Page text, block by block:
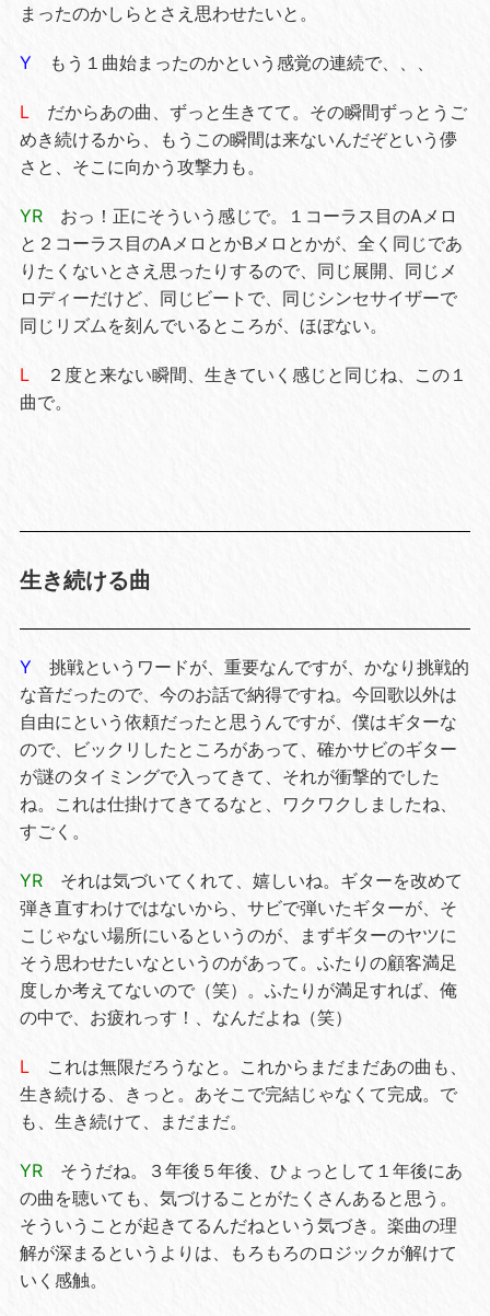
まったのかしらとさえ思わせたいと。
Y もう１曲始まったのかという感覚の連続で、、、
L だからあの曲、ずっと生きてて。その瞬間ずっとうご
めき続けるから、もうこの瞬間は来ないんだぞという儚
さと、そこに向かう攻撃力も。
YR おっ！正にそういう感じで。１コーラス目のAメロ
と２コーラス目のAメロとかBメロとかが、全く同じであ
りたくないとさえ思ったりするので、同じ展開、同じメ
ロディーだけど、同じビートで、同じシンセサイザーで
同じリズムを刻んでいるところが、ほぼない。
L ２度と来ない瞬間、生きていく感じと同じね、この１
曲で。
生き続ける曲
Y 挑戦というワードが、重要なんですが、かなり挑戦的
な音だったので、今のお話で納得ですね。今回歌以外は
自由にという依頼だったと思うんですが、僕はギターな
ので、ビックリしたところがあって、確かサビのギター
が謎のタイミングで入ってきて、それが衝撃的でした
ね。これは仕掛けてきてるなと、ワクワクしましたね、
すごく。
YR それは気づいてくれて、嬉しいね。ギターを改めて
弾き直すわけではないから、サビで弾いたギターが、そ
こじゃない場所にいるというのが、まずギターのヤツに
そう思わせたいなというのがあって。ふたりの顧客満足
度しか考えてないので（笑）。ふたりが満足すれば、俺
の中で、お疲れっす！、なんだよね（笑）
L これは無限だろうなと。これからまだまだあの曲も、
生き続ける、きっと。あそこで完結じゃなくて完成。で
も、生き続けて、まだまだ。
YR そうだね。３年後５年後、ひょっとして１年後にあ
の曲を聴いても、気づけることがたくさんあると思う。
そういうことが起きてるんだねという気づき。楽曲の理
解が深まるというよりは、もろもろのロジックが解けて
いく感触。